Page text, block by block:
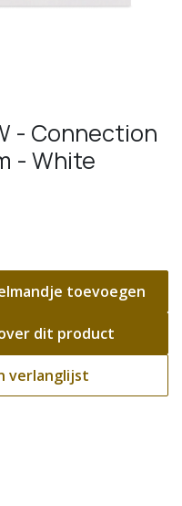
- Connection
- White
toevoegen
dit product
verlanglijst